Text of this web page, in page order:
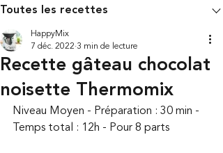
Toutes les recettes
Recette gâteau chocolat
noisette Thermomix
HappyMix
7 déc. 2022 3 min de lecture
Niveau Moyen - Préparation : 30 min -
Temps total : 12h - Pour 8 parts